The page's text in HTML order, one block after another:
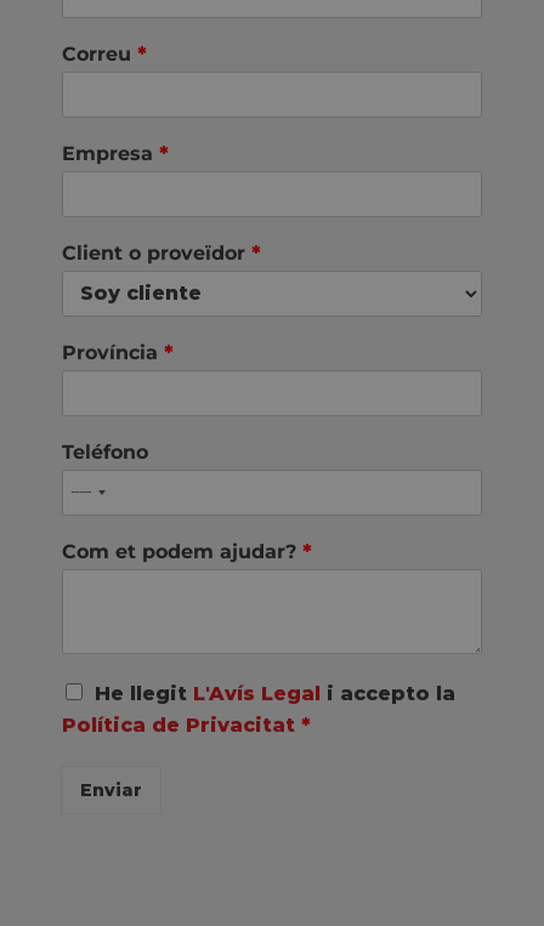
Correu *
Empresa *
Client o proveïdor *
Província *
Teléfono
Com et podem ajudar? *
A
u
He llegit L'Avís Legal i accepto la
Política de Privacitat *
Enviar